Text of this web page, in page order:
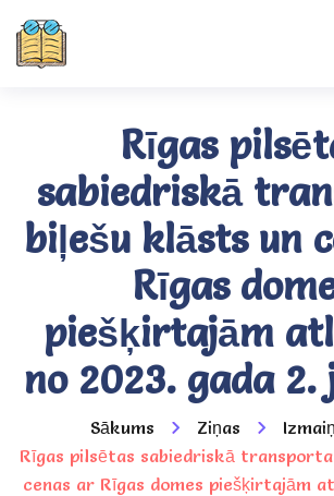
Rīgas
sabiedriskā
biļešu klāsts un
Rīgas
piešķirtajām
no 2023. gada
Sākums Ziņas
Rīgas pilsētas sabiedriskā
cenas ar Rīgas domes piešķirtajām